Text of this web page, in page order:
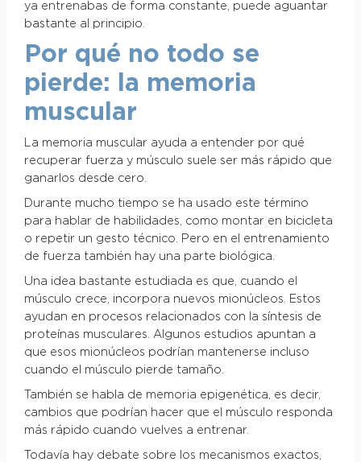
ya entrenabas de forma constante, puede aguantar
bastante al principio.
Por qué no todo se
pierde: la memoria
muscular
La memoria muscular ayuda a entender por qué
recuperar fuerza y músculo suele ser más rápido que
ganarlos desde cero.
Durante mucho tiempo se ha usado este término
para hablar de habilidades, como montar en bicicleta
o repetir un gesto técnico. Pero en el entrenamiento
de fuerza también hay una parte biológica.
Una idea bastante estudiada es que, cuando el
músculo crece, incorpora nuevos mionúcleos. Estos
ayudan en procesos relacionados con la síntesis de
proteínas musculares. Algunos estudios apuntan a
que esos mionúcleos podrían mantenerse incluso
cuando el músculo pierde tamaño.
También se habla de memoria epigenética, es decir,
cambios que podrían hacer que el músculo responda
más rápido cuando vuelves a entrenar.
Todavía hay debate sobre los mecanismos exactos,